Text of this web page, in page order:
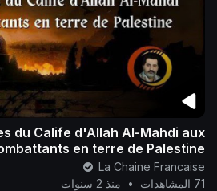
du Calife d'Allah Al-Mahdi aux
en terre de Palestine..
La Chaine Francaise
71 المشاهدات
• منذ 2 سنوات